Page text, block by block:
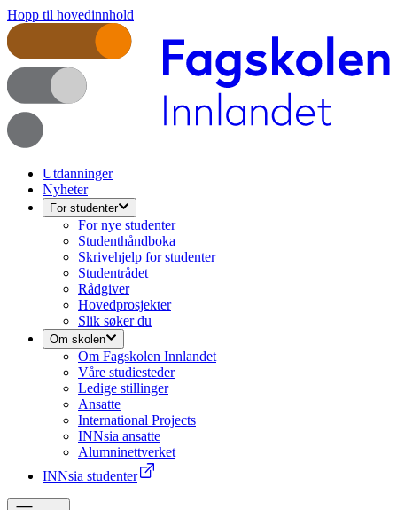
Hopp til hovedinnhold
Utdanninger
Nyheter
For studenter
For nye studenter
Studenthåndboka
Skrivehjelp for studenter
Studentrådet
Rådgiver
Hovedprosjekter
Slik søker du
Om skolen
Om Fagskolen Innlandet
Våre studiesteder
Ledige stillinger
Ansatte
International Projects
INNsia ansatte
Alumninettverket
INNsia studenter